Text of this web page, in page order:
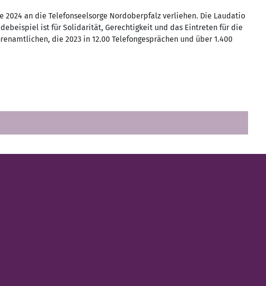
an die Telefonseelsorge Nordoberpfalz verliehen. Die Laudatio
ist für Solidarität, Gerechtigkeit und das Eintreten für die
die 2023 in 12.00 Telefongesprächen und über 1.400